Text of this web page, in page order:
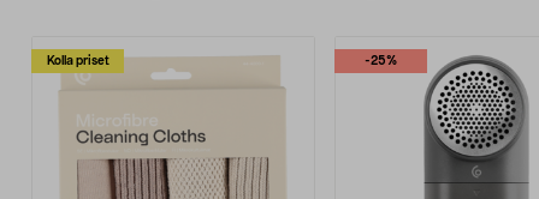
Kolla priset -25%